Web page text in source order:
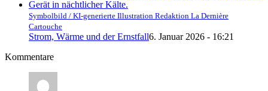
Symbolbild / KI-generierte Illustration Redaktion La Dernière
Cartouche
Strom, Wärme und der Ernstfall6. Januar 2026 - 16:21
Kommentare